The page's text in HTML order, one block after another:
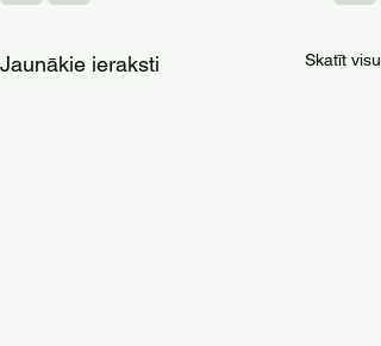
Jaunākie ieraksti Skatīt visu